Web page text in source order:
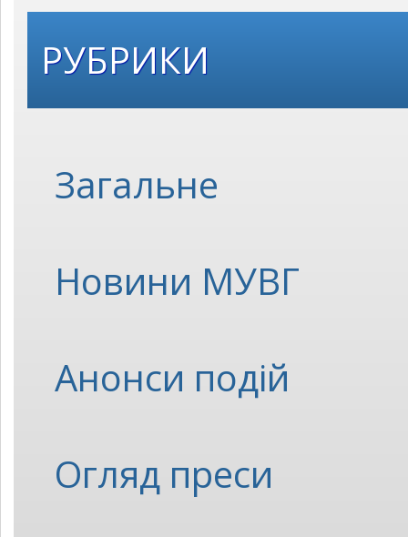
РУБРИКИ
Загальне
Новини МУВГ
Анонси подій
Огляд преси